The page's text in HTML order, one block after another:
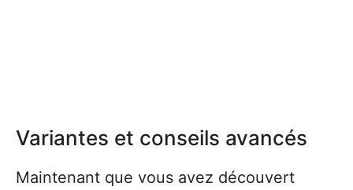
Variantes et conseils avancés
Maintenant que vous avez découvert